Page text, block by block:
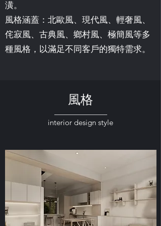
潢。
風格涵蓋：北歐風、現代風、輕奢風、
侘寂風、古典風、鄉村風、極簡風等多
種風格，以滿足不同客戶的獨特需求。
風格
———————
interior design style